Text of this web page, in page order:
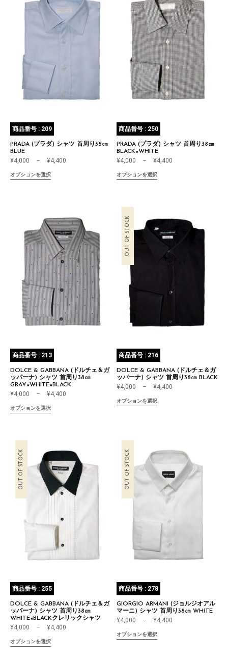
商品番号 : 209
PRADA (プラダ) シャツ 首周り38㎝
BLUE
¥4,000 – ¥4,400
オプションを選択
商品番号 : 250
PRADA (プラダ) シャツ 首周り38㎝
BLACK×WHITE
¥4,000 – ¥4,400
オプションを選択
商品番号 : 213
DOLCE & GABBANA (ドルチェ＆ガ
ッパーナ) シャツ 首周り38㎝
GRAY×WHITE×BLACK
¥4,000 – ¥4,400
オプションを選択
OUT OF STOCK
商品番号 : 216
DOLCE & GABBANA (ドルチェ＆ガ
ッパーナ) シャツ 首周り38㎝ BLACK
¥4,000 – ¥4,400
オプションを選択
OUT OF STOCK
商品番号 : 255
DOLCE & GABBANA (ドルチェ＆ガ
ッパーナ) シャツ 首周り38㎝
WHITE×BLACKクレリックシャツ
¥4,000 – ¥4,400
オプションを選択
OUT OF STOCK
商品番号 : 278
GIORGIO ARMANI (ジョルジオアル
マーニ) シャツ 首周り38㎝ WHITE
¥4,000 – ¥4,400
オプションを選択